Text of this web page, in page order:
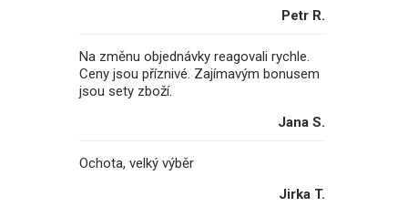
Petr R.
Na změnu objednávky reagovali rychle.
Ceny jsou příznivé. Zajímavým bonusem
jsou sety zboží.
Jana S.
Ochota, velký výběr
Jirka T.